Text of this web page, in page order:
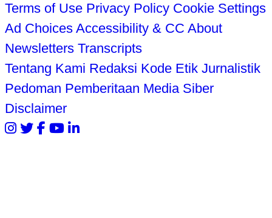
Terms of Use Privacy Policy Cookie Settings
Ad Choices Accessibility & CC About
Newsletters Transcripts
Tentang Kami Redaksi Kode Etik Jurnalistik
Pedoman Pemberitaan Media Siber
Disclaimer